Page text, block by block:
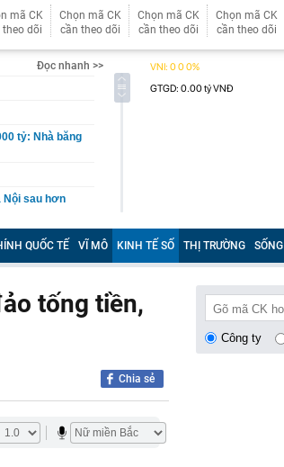
mã CK
theo dõi
Chọn mã CK
cần theo dõi
Chọn mã CK
cần theo dõi
Chọn mã CK
cần theo dõi
Đọc nhanh >>
tỷ: Nhà băng
Nội sau hơn
đồng, trả lương
sư, Giáo
cấp ra thị
vượt ải
QUỐC TẾ VĨ MÔ KINH TẾ SỐ THỊ TRƯỜNG SỐNG
tống tiền,
Chia sẻ
Công ty